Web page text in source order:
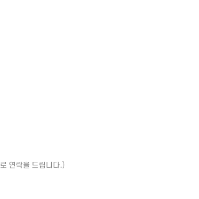
연락을 드립니다.)